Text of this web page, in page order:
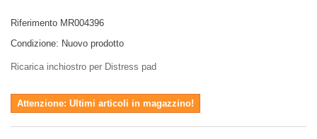
Riferimento MR004396
Condizione: Nuovo prodotto
Ricarica inchiostro per Distress pad
Attenzione: Ultimi articoli in magazzino!